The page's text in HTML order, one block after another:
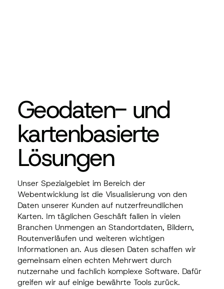
Geodaten- und
kartenbasierte
Lösungen
Unser Spezialgebiet im Bereich der
Webentwicklung ist die Visualisierung von den
Daten unserer Kunden auf nutzerfreundlichen
Karten. Im täglichen Geschäft fallen in vielen
Branchen Unmengen an Standortdaten, Bildern,
Routenverläufen und weiteren wichtigen
Informationen an. Aus diesen Daten schaffen wir
gemeinsam einen echten Mehrwert durch
nutzernahe und fachlich komplexe Software. Dafür
greifen wir auf einige bewährte Tools zurück.